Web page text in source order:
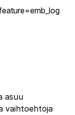
asuu
vaihtoehtoja